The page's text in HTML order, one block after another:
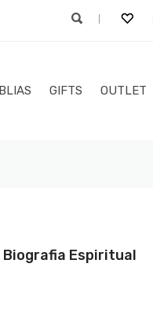
GIFTS OUTLET
Biografia Espiritual